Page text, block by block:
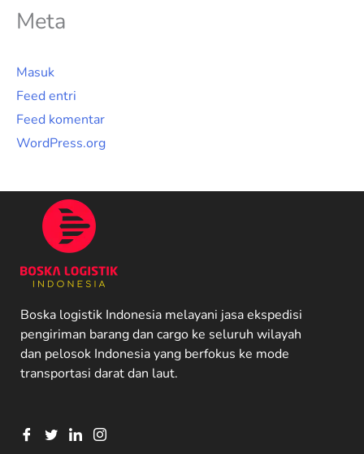
Meta
Masuk
Feed entri
Feed komentar
WordPress.org
Boska logistik Indonesia melayani jasa ekspedisi
pengiriman barang dan cargo ke seluruh wilayah
dan pelosok Indonesia yang berfokus ke mode
transportasi darat dan laut.